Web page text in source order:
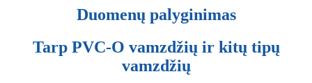
Duomenų palyginimas
Tarp PVC-O vamzdžių ir kitų tipų
vamzdžių